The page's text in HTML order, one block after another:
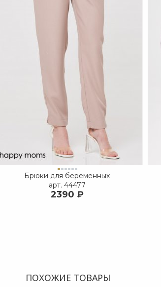
Брюки для беременных
арт. 44477
2390 ₽
ПОХОЖИЕ ТОВАРЫ